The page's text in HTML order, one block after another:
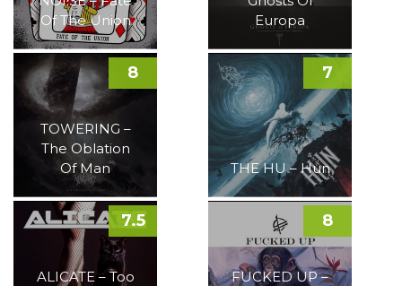
Of The Union
Europa
TOWERING –
The Oblation
Of Man
8
THE HU – Hun
7
ALICATE – Too
7.5
FUCKED UP –
8